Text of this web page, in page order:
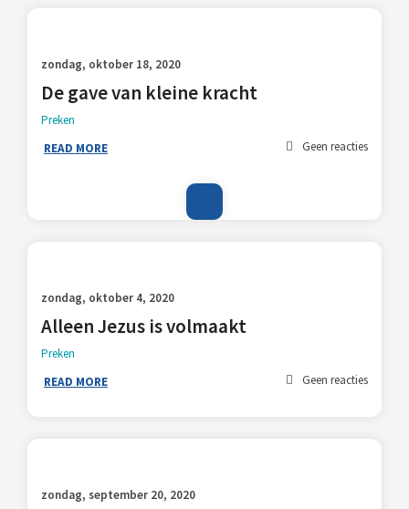
zondag, oktober 18, 2020
De gave van kleine kracht
Preken
READ MORE
Geen reacties
zondag, oktober 4, 2020
Alleen Jezus is volmaakt
Preken
READ MORE
Geen reacties
zondag, september 20, 2020